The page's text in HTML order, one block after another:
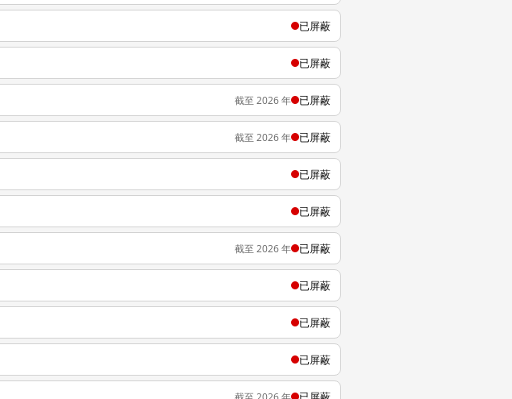
已屏蔽
已屏蔽
截至 2026 年 已屏蔽
截至 2026 年 已屏蔽
已屏蔽
已屏蔽
截至 2026 年 已屏蔽
已屏蔽
已屏蔽
已屏蔽